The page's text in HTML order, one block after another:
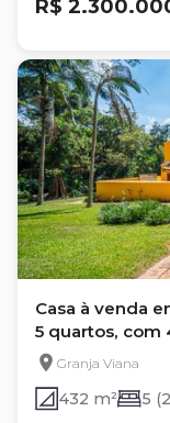
R$
Casa à venda
5 quartos, com
Granja Viana
432 m² 5